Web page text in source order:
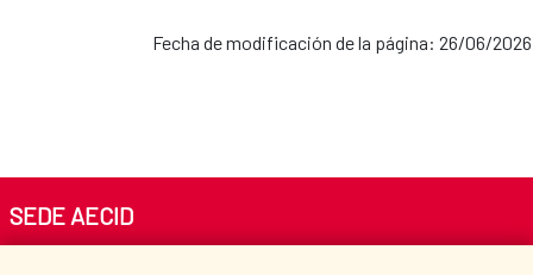
Fecha de modificación de la página: 26/06/2026
SEDE AECID